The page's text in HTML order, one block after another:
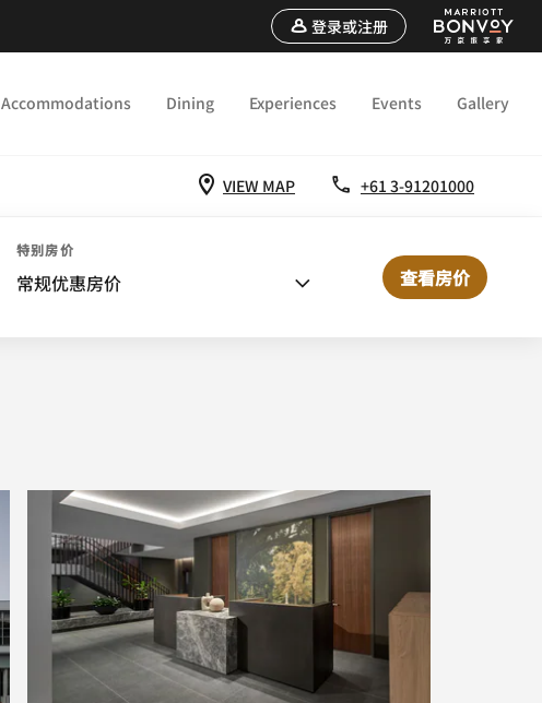
登录或注册
Accommodations Dining Experiences Events Gallery
VIEW MAP +61 3-91201000
特别房价
常规优惠房价 查看房价